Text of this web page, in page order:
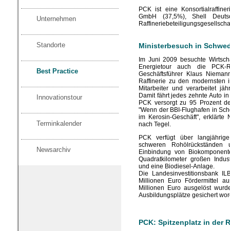
Unternehmen
Standorte
Best Practice
Innovationstour
Terminkalender
Newsarchiv
PCK ist eine
GmbH (37,5%), Shell
Ministerbesuch in
Im Juni 2009 besuchte
Energietour auch die PCK-
Geschäftsführer Klaus
Raffinerie zu den modernsten
Mitarbeiter und verarbeitet
Damit fährt jedes zehnte Auto
PCK versorgt zu 95 Prozent
"Wenn der BBI-Flughafen in
im Kerosin-Geschäft", erklärte
nach Tegel.
PCK verfügt über
schweren
Einbindung von
Quadratkilometer großen
und eine Biodiesel-Anlage.
Die Landesinvestitionsbank
Millionen Euro Fördermittel
Millionen Euro ausgelöst
Ausbildungsplätze gesichert
PCK: Spitzenplatz in der